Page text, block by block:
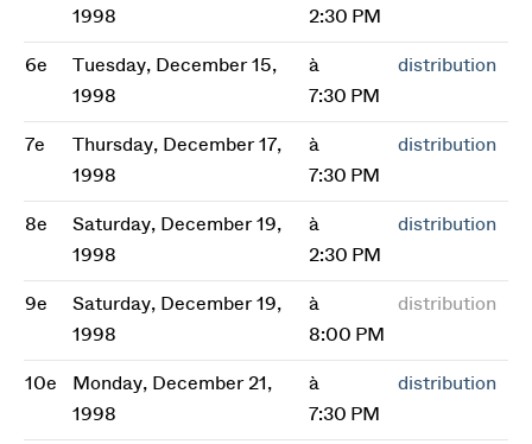
1998
2:30 PM
6e
Tuesday, December 15,
1998
à
7:30 PM
distribution
7e
Thursday, December 17,
1998
à
7:30 PM
distribution
8e
Saturday, December 19,
1998
à
2:30 PM
distribution
9e
Saturday, December 19,
1998
à
8:00 PM
distribution
10e
Monday, December 21,
1998
à
7:30 PM
distribution